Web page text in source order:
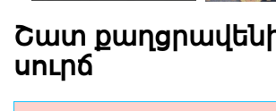
Շատ
սուրճ